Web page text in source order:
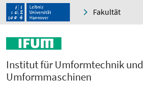
Fakultät
Institut für Umformtechnik und
Umformmaschinen